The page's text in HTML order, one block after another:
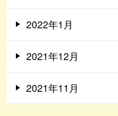
2022年1月
2021年12月
2021年11月